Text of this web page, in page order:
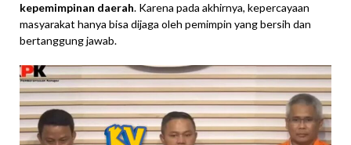
kepemimpinan daerah. Karena pada akhirnya, kepercayaan
masyarakat hanya bisa dijaga oleh pemimpin yang bersih dan
bertanggung jawab.